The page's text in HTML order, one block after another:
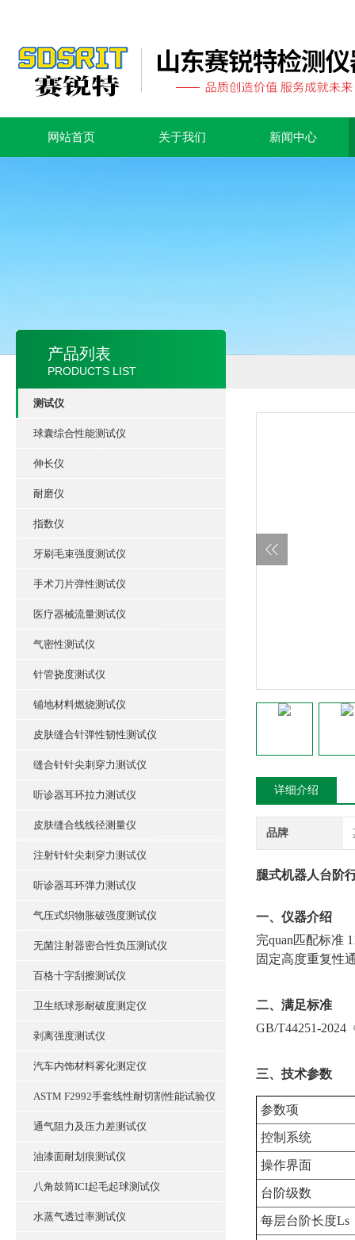
网站首页 关于我们 新闻中心
产品列表
PRODUCTS LIST
测试仪
球囊综合性能测试仪
伸长仪
耐磨仪
指数仪
牙刷毛束强度测试仪
手术刀片弹性测试仪
医疗器械流量测试仪
气密性测试仪
针管挠度测试仪
铺地材料燃烧测试仪
皮肤缝合针弹性韧性测试仪
缝合针针尖刺穿力测试仪
听诊器耳环拉力测试仪
皮肤缝合线线径测量仪
注射针针尖刺穿力测试仪
听诊器耳环弹力测试仪
气压式织物胀破强度测试仪
无菌注射器密合性负压测试仪
百格十字刮擦测试仪
卫生纸球形耐破度测定仪
剥离强度测试仪
汽车内饰材料雾化测定仪
ASTM F2992手套线性耐切割性能试验仪
通气阻力及压力差测试仪
油漆面耐划痕测试仪
八角鼓筒ICI起毛起球测试仪
水蒸气透过率测试仪
详细介绍
品牌
腿式机器人台阶
‌一、仪器介绍
完quan匹配标准
固定高度重复性
二、满足标准
GB/T44251-
三、技术参数
‌参数项‌
控制系统
操作界面
台阶级数
每层台阶长度Ls